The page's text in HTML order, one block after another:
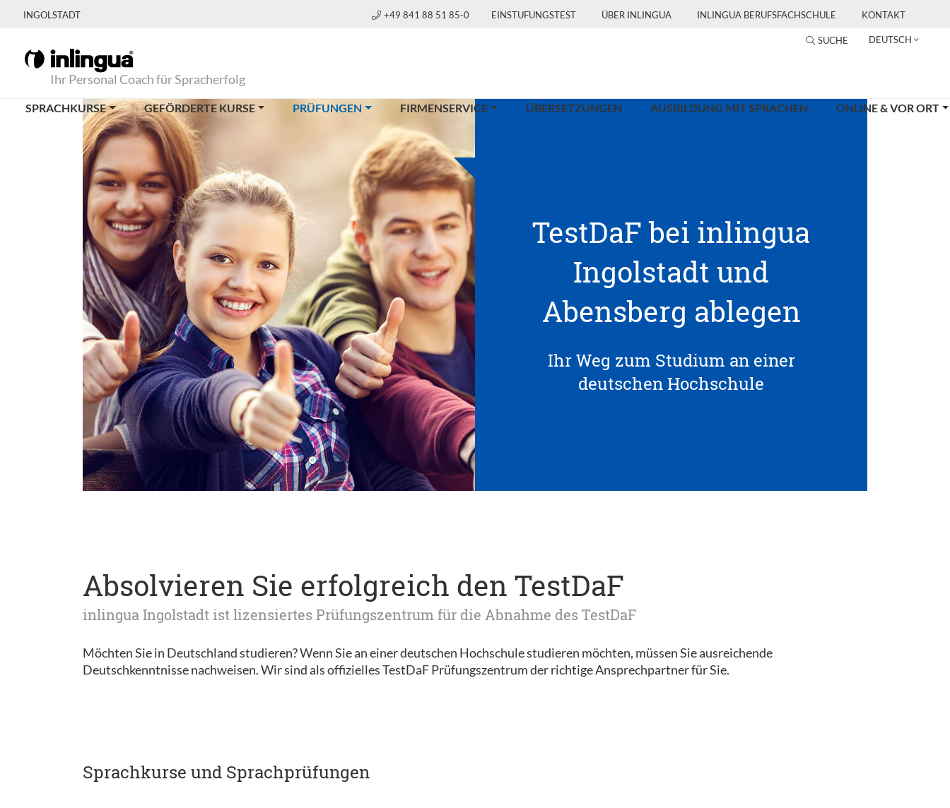
INGOLSTADT +49 841 88 51 85-0 EINSTUFUNGSTEST ÜBER INLINGUA INLINGUA BERUFSFACHSCHULE KONTAKT
SUCHE DEUTSCH
Ihr Personal Coach für Spracherfolg
SPRACHKURSE GEFÖRDERTE KURSE PRÜFUNGEN (CURRENT)FIRMENSERVICE ÜBERSETZUNGEN AUSBILDUNG MIT SPRACHEN ONLINE & VOR ORT
TestDaF bei inlingua
Ingolstadt und
Abensberg ablegen
Ihr Weg zum Studium an einer
deutschen Hochschule
Absolvieren Sie erfolgreich den TestDaF
inlingua Ingolstadt ist lizensiertes Prüfungszentrum für die Abnahme des TestDaF
Möchten Sie in Deutschland studieren? Wenn Sie an einer deutschen Hochschule studieren möchten, müssen Sie ausreichende
Deutschkenntnisse nachweisen. Wir sind als offizielles TestDaF Prüfungszentrum der richtige Ansprechpartner für Sie.
Sprachkurse und Sprachprüfungen